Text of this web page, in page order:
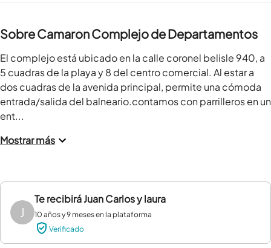
Sobre Camaron Complejo de Departamentos
El complejo está ubicado en la calle coronel belisle 940, a
5 cuadras de la playa y 8 del centro comercial. Al estar a
dos cuadras de la avenida principal, permite una cómoda
entrada/salida del balneario.contamos con parrilleros en un
ent...
Mostrar más
J
Te recibiráJuan Carlos y laura
10 años y 9 meses en la plataforma
Verificado